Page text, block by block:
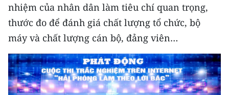
nhiệm của nhân dân làm tiêu chí quan trọng,
thước đo để đánh giá chất lượng tổ chức, bộ
máy và chất lượng cán bộ, đảng viên…